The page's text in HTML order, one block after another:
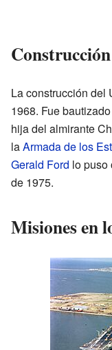
La construcción del
1968. Fue
hija del almirante
laArmada de los
Gerald Ford lo puso
de 1975.
Misiones en